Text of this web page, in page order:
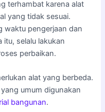
terhambat karena alat
yang tidak sesuai.
waktu pengerjaan dan
itu, selalu lakukan
perbaikan.
alat yang berbeda.
umum digunakan
bangunan.